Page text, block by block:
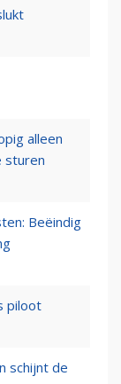
alleen
sturen
Beëindig
piloot
schijnt de